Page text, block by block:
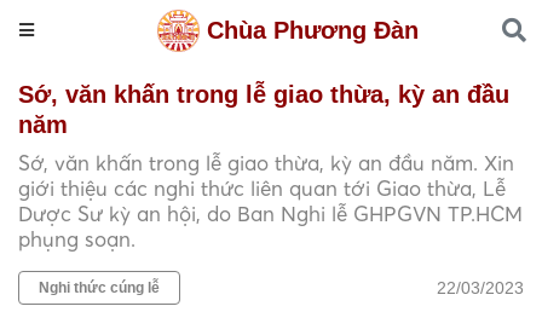
Chùa Phương Đàn
Sớ, văn khấn trong lễ giao thừa, kỳ an đầu
năm
Sớ, văn khấn trong lễ giao thừa, kỳ an đầu năm. Xin
giới thiệu các nghi thức liên quan tới Giao thừa, Lễ
Dược Sư kỳ an hội, do Ban Nghi lễ GHPGVN TP.HCM
phụng soạn.
Nghi thức cúng lễ 22/03/2023